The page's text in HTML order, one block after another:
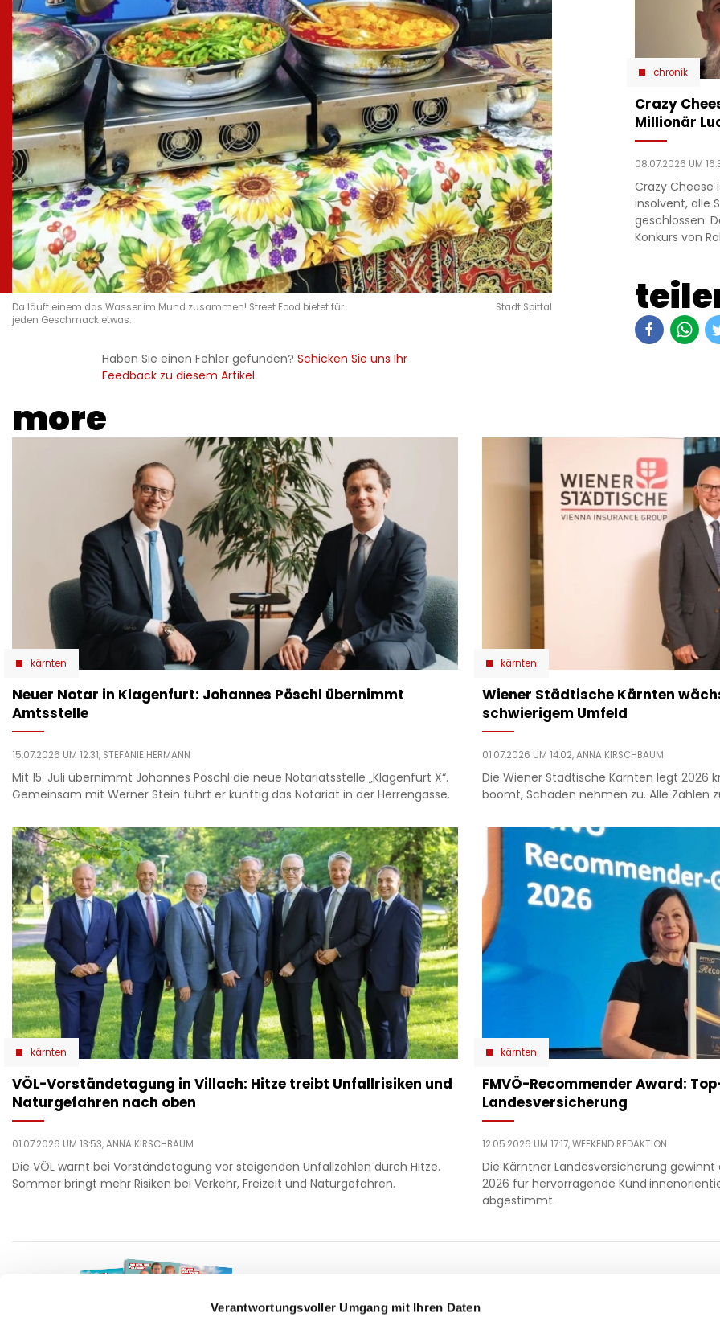
Verantwortungsvoller Umgang mit Ihren Daten
Da läuft einem das Wasser im Mund zusammen! Street Food bietet für
jeden Geschmack etwas.
Stadt Spittal
Haben Sie einen Fehler gefunden?Schicken Sie uns Ihr
Feedback zu diesem Artikel.
chronik
Crazy
Millionär
08.07.2026 UM
Crazy Cheese
insolvent, alle
geschlossen.
Konkurs von
more
kärnten
Neuer Notar in Klagenfurt: Johannes Pöschl übernimmt
Amtsstelle
15.07.2026 UM 12:31, STEFANIE HERMANN
Mit 15. Juli übernimmt Johannes Pöschl die neue Notariatsstelle „Klagenfurt X“.
Gemeinsam mit Werner Stein führt er künftig das Notariat in der Herrengasse.
kärnten
Wiener Städtische Kärnten
schwierigem Umfeld
01.07.2026 UM 14:02,ANNA KIRSCHBAUM
Die Wiener Städtische Kärnten legt 2026
boomt, Schäden nehmen zu. Alle Zahlen
kärnten
VÖL-Vorständetagung in Villach: Hitze treibt Unfallrisiken und
Naturgefahren nach oben
01.07.2026 UM 13:53,ANNA KIRSCHBAUM
Die VÖL warnt bei Vorständetagung vor steigenden Unfallzahlen durch Hitze.
Sommer bringt mehr Risiken bei Verkehr, Freizeit und Naturgefahren.
kärnten
​FMVÖ-Recommender Award:
Landesversicherung
12.05.2026 UM 17:17,WEEKEND REDAKTION
Die Kärntner Landesversicherung
2026 für hervorragende
abgestimmt.
Footer
beauty
politik